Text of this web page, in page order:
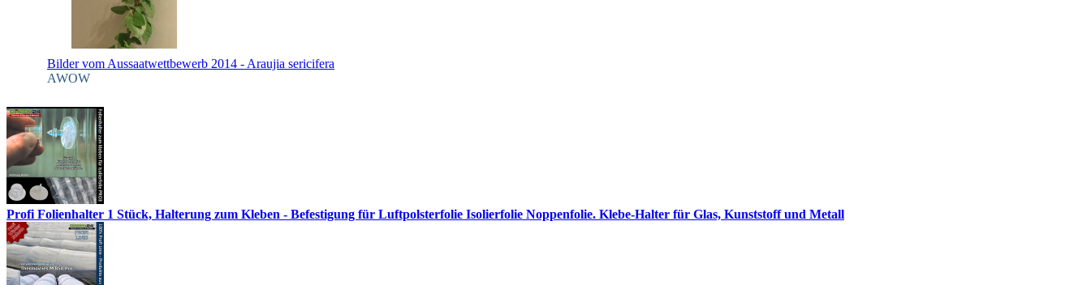
Bilder vom Aussaatwettbewerb 2014 - Araujia sericifera
AWOW
Profi Folienhalter 1 Stück, Halterung zum Kleben - Befestigung für Luftpolsterfolie Isolierfolie Noppenfolie. Klebe-Halter für Glas, Kunststoff und Metall